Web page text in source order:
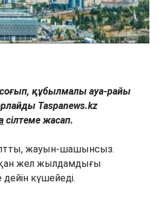
құбылмалы ауа-райы
Taspanews.kz
сілтеме жасап.
жауын-шашынсыз.
жел жылдамдығы
күшейеді.